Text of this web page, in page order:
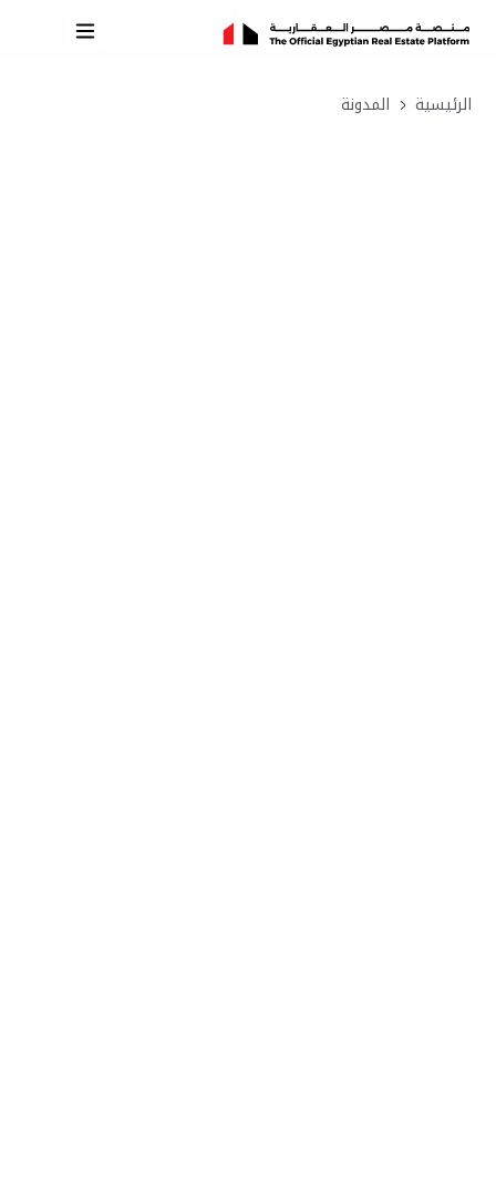
الرئيسية المدونة